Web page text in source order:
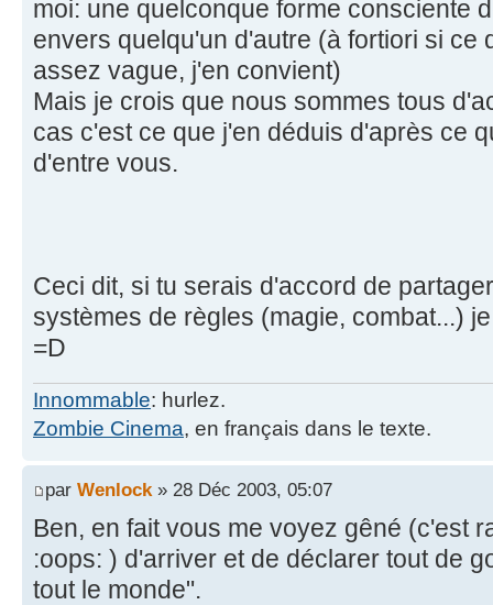
moi: une quelconque forme consciente
envers quelqu'un d'autre (à fortiori si ce
assez vague, j'en convient)
Mais je crois que nous sommes tous
cas c'est ce que j'en déduis d'après ce
d'entre vous.
Ceci dit, si tu serais d'accord de
systèmes de règles (magie, combat...)
=D
Innommable: hurlez.
Zombie Cinema, en français dans le texte.
par Wenlock » 28 Déc 2003, 05:07
Ben, en fait vous me voyez gêné (c'est
:oops: ) d'arriver et de déclarer tout de
tout le monde".